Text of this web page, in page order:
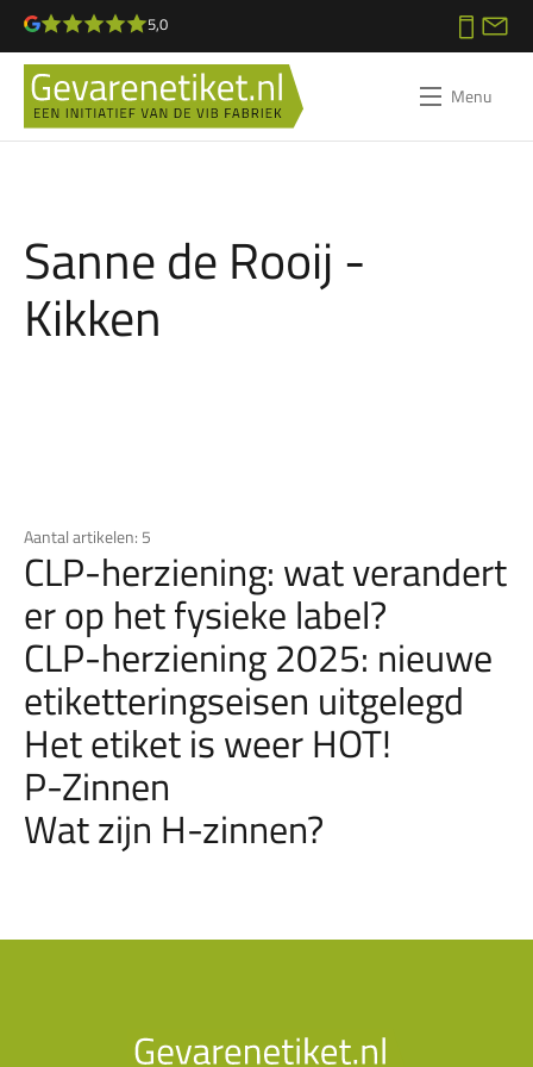
5,0
Menu
Sanne de Rooij -
Kikken
Aantal artikelen: 5
CLP-herziening: wat verandert
er op het fysieke label?
CLP-herziening 2025: nieuwe
etiketteringseisen uitgelegd
Het etiket is weer HOT!
P-Zinnen
Wat zijn H-zinnen?